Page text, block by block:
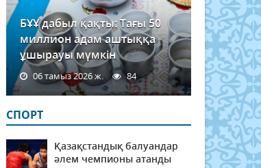
БҰҰ дабыл қақты: Тағы 50
миллион адам аштыққа
ұшырауы мүмкін
06 тамыз 2026 ж. 84
СПОРТ
Қазақстандық балуандар
әлем чемпионы атанды